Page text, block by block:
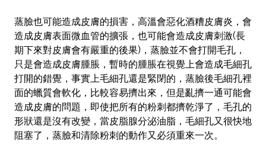
蒸臉也可能造成皮膚的損害，高溫會惡化酒糟皮膚炎，會
造成皮膚表面微血管的擴張，也可能會造成皮膚刺激(長
期下來對皮膚會有嚴重的後果)，蒸臉並不會打開毛孔，
只是會造成皮膚腫脹，暫時的腫脹在視覺上會造成毛細孔
打開的錯覺，事實上毛細孔還是緊閉的，蒸臉後毛細孔裡
面的蠟質會軟化，比較容易擠出來，但是亂擠一通可能會
造成皮膚的問題，即使把所有的粉刺都擠乾淨了，毛孔的
形狀還是沒有改變，當皮脂腺分泌油脂，毛細孔又很快地
阻塞了，蒸臉和清除粉刺的動作又必須重來一次。